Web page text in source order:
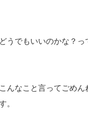
うでもいいのかな？っ
んなこと言ってごめん
。